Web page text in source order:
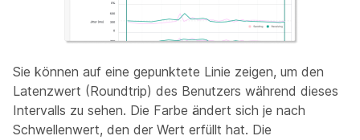
Sie können auf eine gepunktete Linie zeigen, um den
Latenzwert (Roundtrip) des Benutzers während dieses
Intervalls zu sehen. Die Farbe ändert sich je nach
Schwellenwert, den der Wert erfüllt hat. Die